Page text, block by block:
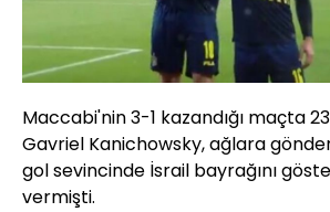
Maccabi'nin 3-1 kazandığı maçta
Gavriel Kanichowsky, ağlara
gol sevincinde İsrail bayrağını
vermişti.